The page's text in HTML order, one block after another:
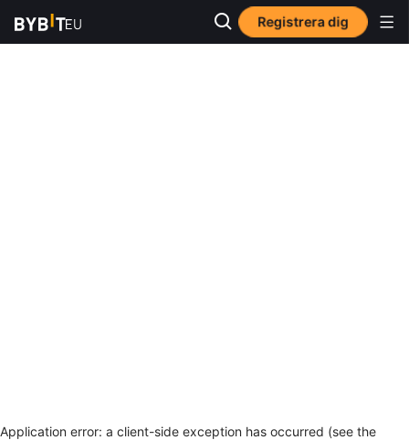
Registrera dig
Application error: a client-side exception has occurred (see the